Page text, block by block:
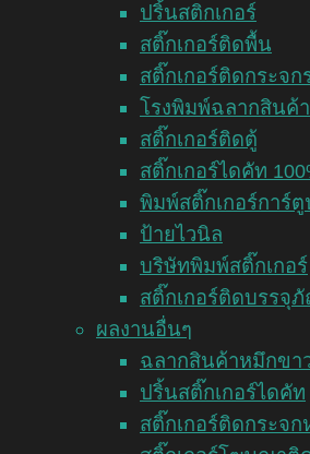
ปริ้นสติกเกอร์
สติ๊กเกอร์ติดพื้น
สติ๊กเกอร์ติดกระจก
โรงพิมพ์ฉลากสินค้า
สติ๊กเกอร์ติดตู้
สติ๊กเกอร์ไดคัท
พิมพ์สติ๊กเกอร์การ์ตู
ป้ายไวนิล
บริษัทพิมพ์สติ๊กเกอร์
สติ๊กเกอร์ติดบรรจุ
ผลงานอื่นๆ
ฉลากสินค้าหมึกขา
ปริ้นสติ๊กเกอร์ไดคัท
สติ๊กเกอร์ติดกระจ